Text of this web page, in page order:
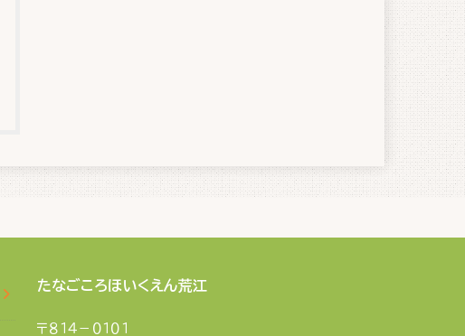
たなごころほいくえん荒江
〒８１４－０１０１